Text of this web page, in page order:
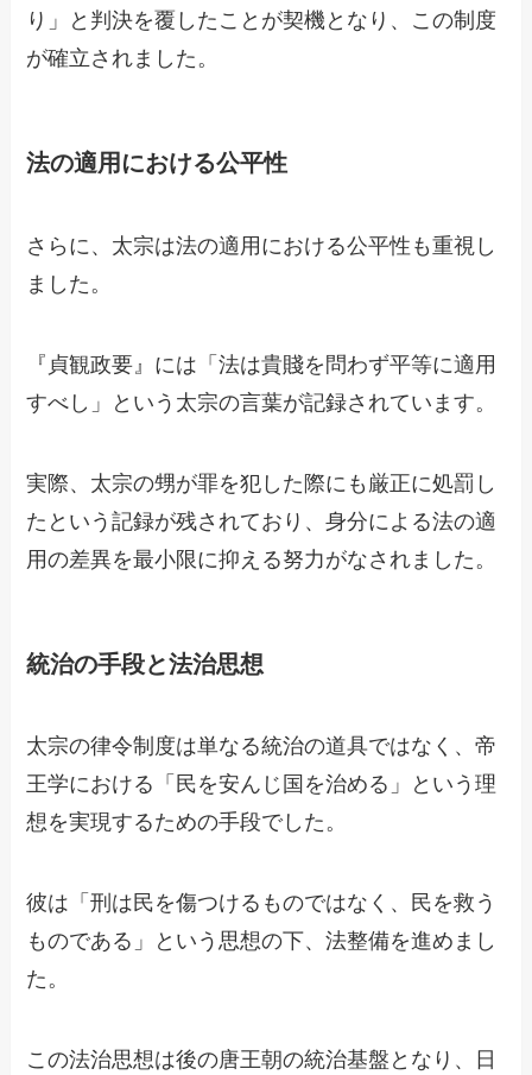
り」と判決を覆したことが契機となり、この制度
が確立されました。
法の適用における公平性
さらに、太宗は法の適用における公平性も重視し
ました。
『貞観政要』には「法は貴賤を問わず平等に適用
すべし」という太宗の言葉が記録されています。
実際、太宗の甥が罪を犯した際にも厳正に処罰し
たという記録が残されており、身分による法の適
用の差異を最小限に抑える努力がなされました。
統治の手段と法治思想
太宗の律令制度は単なる統治の道具ではなく、帝
王学における「民を安んじ国を治める」という理
想を実現するための手段でした。
彼は「刑は民を傷つけるものではなく、民を救う
ものである」という思想の下、法整備を進めまし
た。
この法治思想は後の唐王朝の統治基盤となり、日